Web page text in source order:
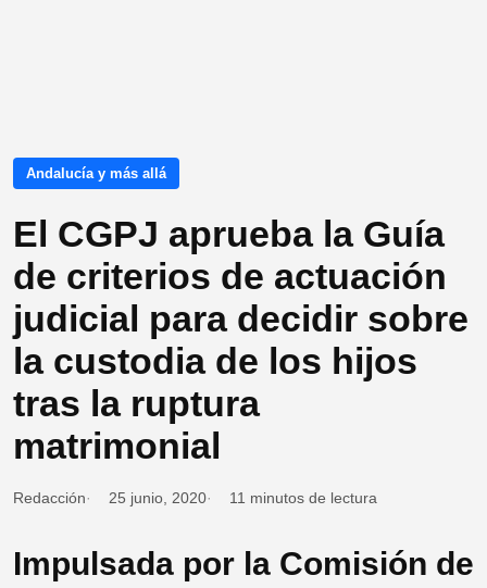
Andalucía y más allá
El CGPJ aprueba la Guía
de criterios de actuación
judicial para decidir sobre
la custodia de los hijos
tras la ruptura
matrimonial
Redacción 25 junio, 2020 11 minutos de lectura
Impulsada por la Comisión de